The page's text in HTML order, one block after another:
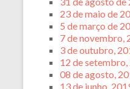
23 de maio de
5 de março de
7 de novembro,
3 de outubro,
12 de
08 de agosto,
13 de junho,